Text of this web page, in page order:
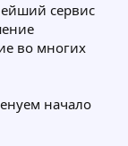
сервис
во многих
начало